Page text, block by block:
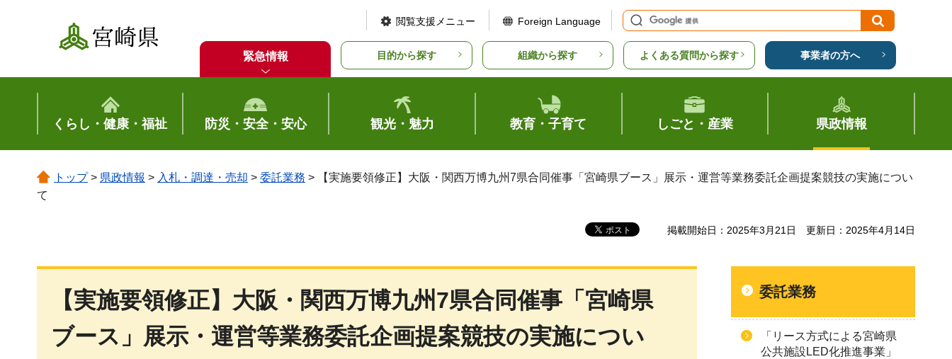
宮崎県
閲覧支援メニュー Foreign Language
緊急情報 目的から探す 組織から探す よくある質問から探す 事業者の方へ
くらし・健康・福祉 防災・安全・安心 観光・魅力 教育・子育て しごと・産業 県政情報
トップ> 県政情報 > 入札・調達・売却 > 委託業務 > 【実施要領修正】大阪・関西万博九州7県合同催事「宮崎県ブース」展示・運営等業務委託企画提案競技の実施につい
て
掲載開始日：2025年3月21日 更新日：2025年4月14日
【実施要領修正】大阪・関西万博九州7県合同催事「宮崎県
ブース」展示・運営等業務委託企画提案競技の実施につい
委託業務
「リース方式による宮崎県
公共施設LED化推進事業」